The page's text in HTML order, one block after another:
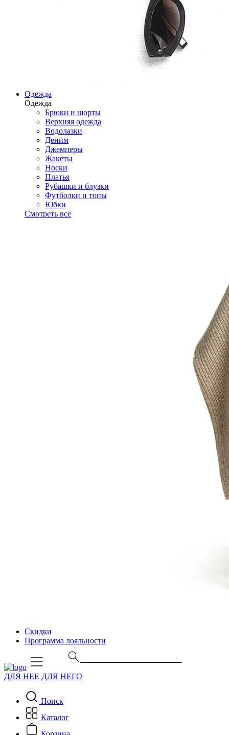
Одежда
Одежда
Брюки и шорты
Верхняя одежда
Водолазки
Деним
Джемперы
Жакеты
Носки
Платья
Рубашки и блузки
Футболки и топы
Юбки
Смотреть все
Скидки
Программа лояльности
ДЛЯ НЕЕ ДЛЯ НЕГО
Поиск
Каталог